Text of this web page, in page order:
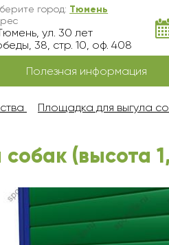
город: Тюмень
ул. 30 лет
38, стр. 10, оф. 408
Полезная информация
Площадка для выгула
(высота